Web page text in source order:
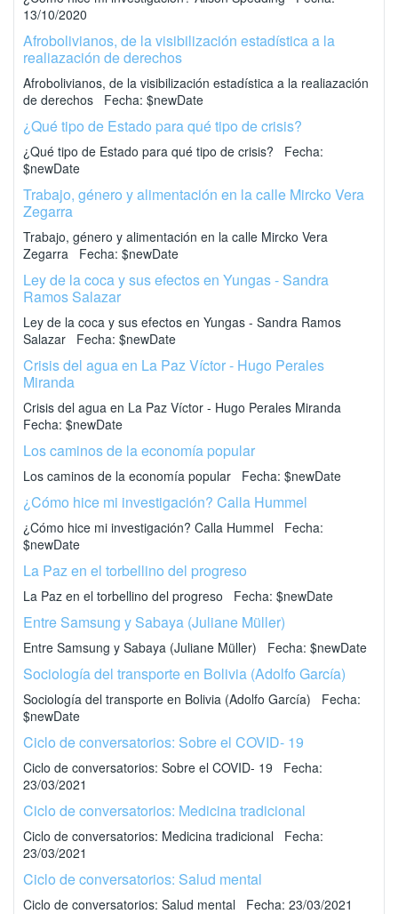
13/10/2020
Afrobolivianos, de la visibilización estadística a la
realiazación de derechos
Afrobolivianos, de la visibilización estadística a la realiazación
de derechos Fecha: $newDate
¿Qué tipo de Estado para qué tipo de crisis?
¿Qué tipo de Estado para qué tipo de crisis? Fecha:
$newDate
Trabajo, género y alimentación en la calle Mircko Vera
Zegarra
Trabajo, género y alimentación en la calle Mircko Vera
Zegarra Fecha: $newDate
Ley de la coca y sus efectos en Yungas - Sandra
Ramos Salazar
Ley de la coca y sus efectos en Yungas - Sandra Ramos
Salazar Fecha: $newDate
Crisis del agua en La Paz Víctor - Hugo Perales
Miranda
Crisis del agua en La Paz Víctor - Hugo Perales Miranda
Fecha: $newDate
Los caminos de la economía popular
Los caminos de la economía popular Fecha: $newDate
¿Cómo hice mi investigación? Calla Hummel
¿Cómo hice mi investigación? Calla Hummel Fecha:
$newDate
La Paz en el torbellino del progreso
La Paz en el torbellino del progreso Fecha: $newDate
Entre Samsung y Sabaya (Juliane Müller)
Entre Samsung y Sabaya (Juliane Müller) Fecha: $newDate
Sociología del transporte en Bolivia (Adolfo García)
Sociología del transporte en Bolivia (Adolfo García) Fecha:
$newDate
Ciclo de conversatorios: Sobre el COVID- 19
Ciclo de conversatorios: Sobre el COVID- 19 Fecha:
23/03/2021
Ciclo de conversatorios: Medicina tradicional
Ciclo de conversatorios: Medicina tradicional Fecha:
23/03/2021
Ciclo de conversatorios: Salud mental
Ciclo de conversatorios: Salud mental Fecha: 23/03/2021